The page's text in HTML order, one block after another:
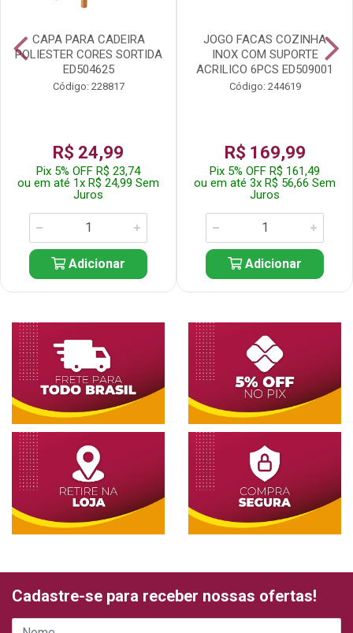
CAPA PARA CADEIRA
POLIESTER CORES SORTIDA
ED504625
Código: 228817
R$ 24,99
Pix 5% OFF R$ 23,74
ou em até 1x R$ 24,99 Sem
Juros
Adicionar
JOGO FACAS COZINHA
INOX COM SUPORTE
ACRILICO 6PCS ED509001
Código: 244619
R$ 169,99
Pix 5% OFF R$ 161,49
ou em até 3x R$ 56,66 Sem
Juros
Adicionar
Cadastre-se para receber nossas ofertas!